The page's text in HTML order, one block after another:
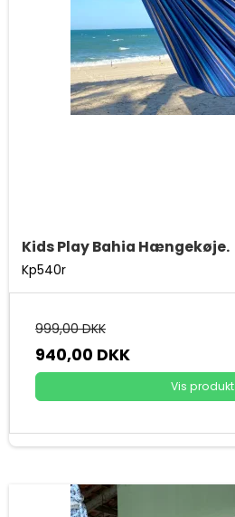
Kids Play Bahia Hængekøje.
Kp540r
999,00 DKK
940,00 DKK
Vis produkt